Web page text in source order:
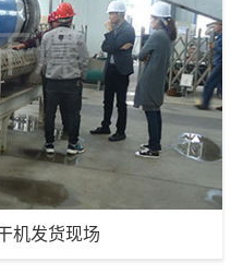
机发货现场